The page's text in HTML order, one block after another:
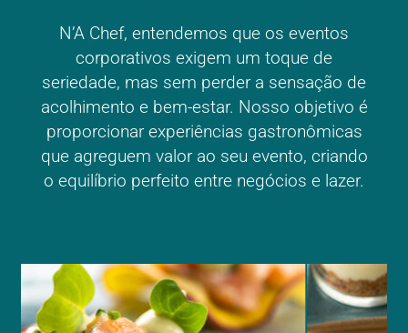
N’A Chef, entendemos que os eventos
corporativos exigem um toque de
seriedade, mas sem perder a sensação de
acolhimento e bem-estar. Nosso objetivo é
proporcionar experiências gastronômicas
que agreguem valor ao seu evento, criando
o equilíbrio perfeito entre negócios e lazer.